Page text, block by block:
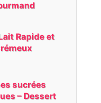
Rapide et
sucrées
– Dessert